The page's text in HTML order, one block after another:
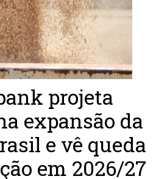
projeta
expansão da
e vê queda
em 2026/27